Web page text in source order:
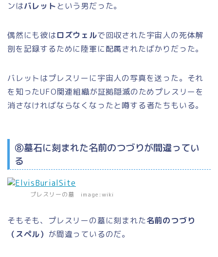
ンはバレットという男だった。
偶然にも彼はロズウェルで回収された宇宙人の死体解
剖を記録するために陸軍に配属されたばかりだった。
バレットはプレスリーに宇宙人の写真を送った。それ
を知ったUFO関連組織が証拠隠滅のためプレスリーを
消さなければならなくなったと噂する者たちもいる。
⑧墓石に刻まれた名前のつづりが間違ってい
る
プレスリーの墓 image:wiki
そもそも、プレスリーの墓に刻まれた名前のつづり
（スペル） が間違っているのだ。